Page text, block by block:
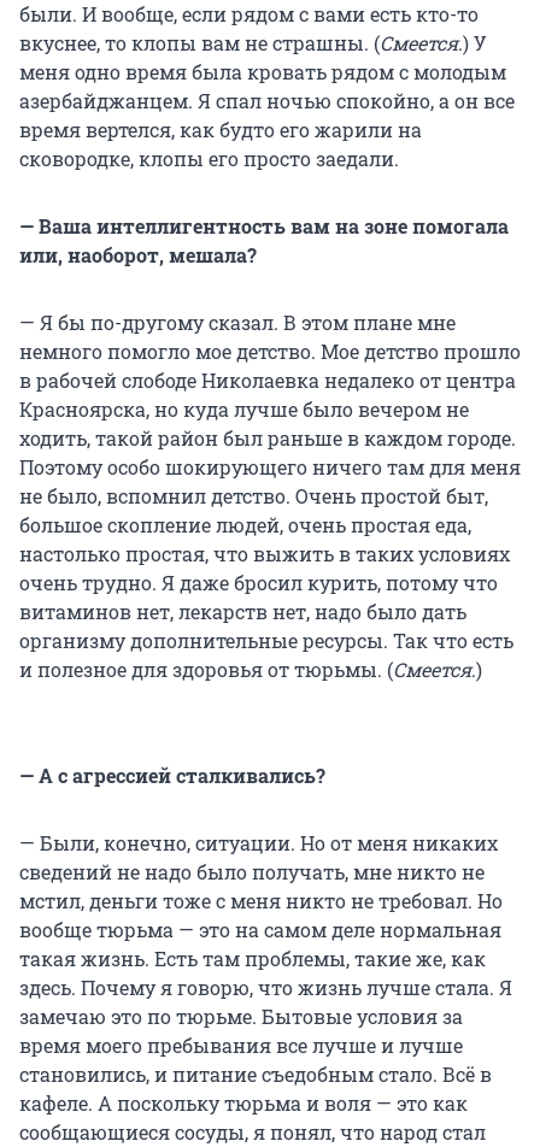
были. И вообще, если рядом с вами есть кто-то
вкуснее, то клопы вам не страшны. (Смеется.) У
меня одно время была кровать рядом с молодым
азербайджанцем. Я спал ночью спокойно, а он все
время вертелся, как будто его жарили на
сковородке, клопы его просто заедали.
— Ваша интеллигентность вам на зоне помогала
или, наоборот, мешала?
— Я бы по-другому сказал. В этом плане мне
немного помогло мое детство. Мое детство прошло
в рабочей слободе Николаевка недалеко от центра
Красноярска, но куда лучше было вечером не
ходить, такой район был раньше в каждом городе.
Поэтому особо шокирующего ничего там для меня
не было, вспомнил детство. Очень простой быт,
большое скопление людей, очень простая еда,
настолько простая, что выжить в таких условиях
очень трудно. Я даже бросил курить, потому что
витаминов нет, лекарств нет, надо было дать
организму дополнительные ресурсы. Так что есть
и полезное для здоровья от тюрьмы. (Смеется.)
— А с агрессией сталкивались?
— Были, конечно, ситуации. Но от меня никаких
сведений не надо было получать, мне никто не
мстил, деньги тоже с меня никто не требовал. Но
вообще тюрьма — это на самом деле нормальная
такая жизнь. Есть там проблемы, такие же, как
здесь. Почему я говорю, что жизнь лучше стала. Я
замечаю это по тюрьме. Бытовые условия за
время моего пребывания все лучше и лучше
становились, и питание съедобным стало. Всё в
кафеле. А поскольку тюрьма и воля — это как
сообщающиеся сосуды, я понял, что народ стал